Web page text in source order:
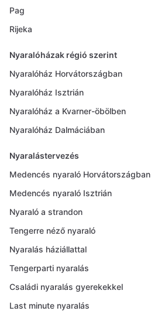
Pag
Rijeka
Nyaralóházak régió szerint
Nyaralóház Horvátországban
Nyaralóház Isztrián
Nyaralóház a Kvarner-öbölben
Nyaralóház Dalmáciában
Nyaralástervezés
Medencés nyaraló Horvátországban
Medencés nyaraló Isztrián
Nyaraló a strandon
Tengerre néző nyaraló
Nyaralás háziállattal
Tengerparti nyaralás
Családi nyaralás gyerekekkel
Last minute nyaralás